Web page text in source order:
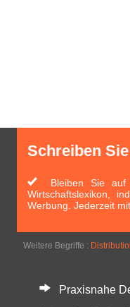
Schreiben
Bleiben Sie auf
Wirtschaftslexikon,
Werbung. Jederzeit
Weitere Begriffe :
Praxisnahe